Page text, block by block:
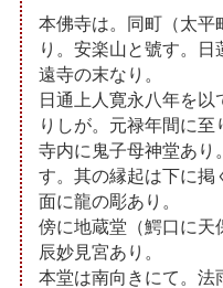
本佛寺は。同町（太平
り。安楽山と號す。日
遠寺の末なり。
日通上人寛永八年を
りしが。元禄年間に至
寺内に鬼子母神堂あり
す。其の縁起は下に掲
面に龍の彫あり。
傍に地蔵堂（鰐口に天
辰妙見宮あり。
本堂は南向きにて。法